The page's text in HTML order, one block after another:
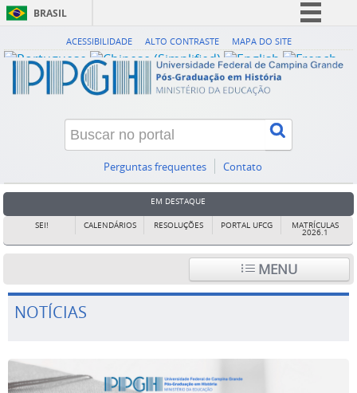
BRASIL
Simplifique!
Comunica BR
Participe
Legislação
Canais
ACESSIBILIDADE ALTO CONTRASTE MAPA DO SITE
Perguntas frequentes Contato
EM DESTAQUE
SEI! CALENDÁRIOS RESOLUÇÕES PORTAL UFCG MATRÍCULAS
2026.1
MENU
NOTÍCIAS